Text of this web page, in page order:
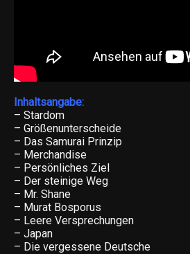
Inhaltsangabe:
– Stardom
– Größenunterscheide
– Das Samurai Prinzip
– Merchandise
– Persönliches Ziel
– Der steinige Weg
– Mr. Shane
– Murat Bosporus
– Leere Versprechungen
– Japan
– Die vergessene Deutsche